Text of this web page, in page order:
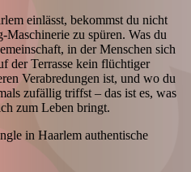
einlässt, bekommst du nicht
Maschinerie zu spüren. Was du
in der Menschen sich
der Terrasse kein flüchtiger
Verabredungen ist, und wo du
zufällig triffst – das ist es, was
zum Leben bringt.
in Haarlem authentische